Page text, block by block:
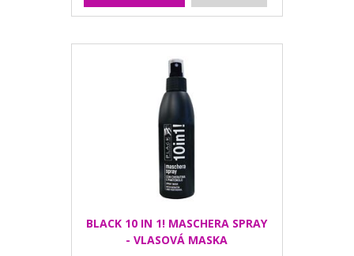
BLACK 10 IN 1! MASCHERA SPRAY
- VLASOVÁ MASKA